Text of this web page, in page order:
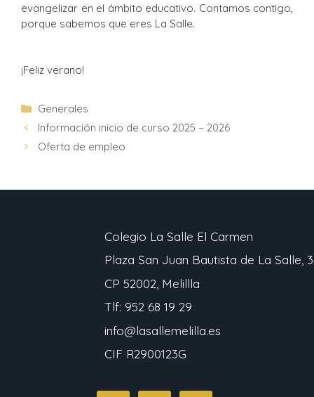
evangelizar en el ámbito educativo. Contamos contigo,
porque sabemos que eres La Salle.
¡Feliz verano!
Generales
Información inicio de curso 2025 – 2026
Oferta de empleo
Colegio La Salle El Carmen
Plaza San Juan Bautista de La Salle, 3
CP 52002, Melillla
Tlf: 952 68 19 29
info@lasallemelilla.es
CIF R2900123G